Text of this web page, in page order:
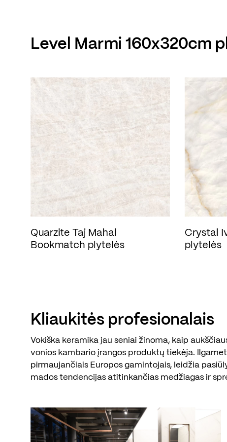
Level Marmi 160x320cm
Quarzite Taj Mahal
Bookmatch plytelės
Crystal
plytelės
Kliaukitės profesionalais
Vokiška keramika jau seniai žinoma, kaip
vonios kambario įrangos produktų tiekėja.
pirmaujančiais Europos gamintojais, leidžia
mados tendencijas atitinkančias medžiagas ir